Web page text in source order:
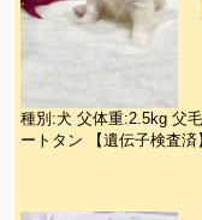
種別:犬 父体重:2.5kg 父
ートタン 【遺伝子検査済